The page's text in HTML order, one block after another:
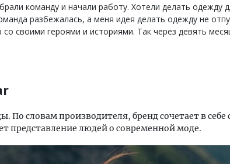
команду и начали работу. Хотели делать одежду
разбежалась, а меня идея делать одежду не
своими героями и историями. Так через девять
По словам производителя, бренд сочетает в себе
представление людей о современной моде.